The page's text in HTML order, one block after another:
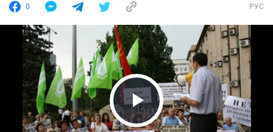
0 РУС
Play Video